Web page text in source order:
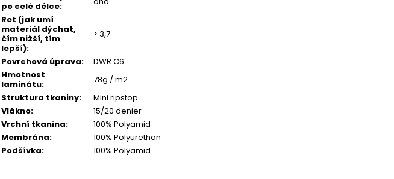
po celé délce:
Ret (jak umí
materiál dýchat,
čím nižší, tím
lepší):
> 3,7
Povrchová úprava:
DWR C6
Hmotnost
laminátu:
78g / m2
Struktura tkaniny:
Mini ripstop
Vlákno:
15/20 denier
Vrchní tkanina:
100% Polyamid
Membrána:
100% Polyurethan
Podšívka: 100% Polyamid